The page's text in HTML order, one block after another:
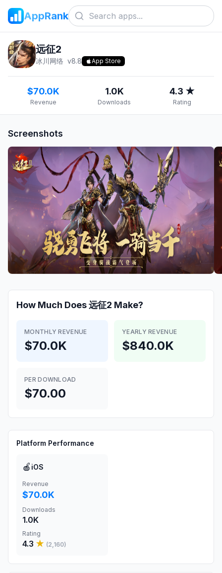
AppRank
远征2
冰川网络 v8.8 App Store
$70.0K
Revenue
1.0K
Downloads
4.3 ★
Rating
Screenshots
How Much Does远征2 Make?
MONTHLY REVENUE
$70.0K
YEARLY REVENUE
$840.0K
PER DOWNLOAD
$70.00
Platform Performance
🍎 iOS
Revenue
$70.0K
Downloads
1.0K
Rating
4.3 ★ (2,160)